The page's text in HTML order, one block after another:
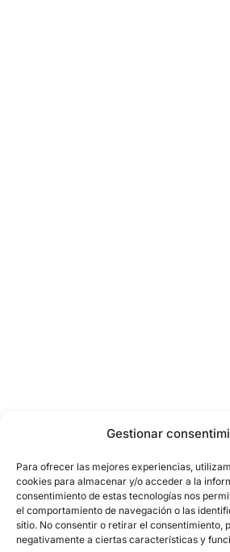
Gestionar
Para ofrecer las mejores experiencias,
cookies para almacenar y/o acceder a la
consentimiento de estas tecnologías nos
el comportamiento de navegación o las
sitio. No consentir o retirar el consentimiento,
negativamente a ciertas características y